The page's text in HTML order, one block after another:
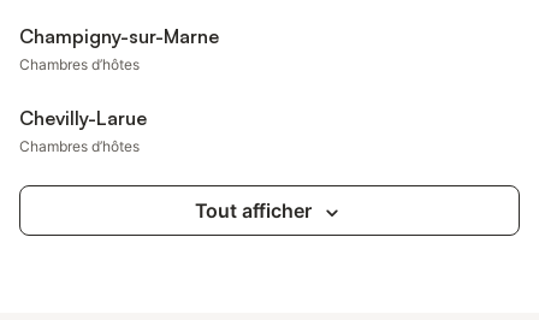
Champigny-sur-Marne
Chambres d’hôtes
Chevilly-Larue
Chambres d’hôtes
Tout afficher